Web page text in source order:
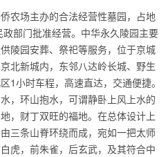
农场主办的合法经营性墓园，占地
部门批准经营。中华永久陵园主要
陵园安葬、祭祀等服务，位于京城
北新城内，东邻八达岭长城、野生
1小时车程，高速直达，交通便捷。
，环山抱水，可谓静卧上风上水的
，财丁双旺的福地。在总体设计上
三条山脊环绕而成，宛如一把太师
虎，前朱雀，后玄武，及其符合中